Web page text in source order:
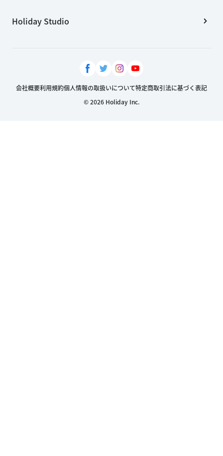
Holiday Studio
会社概要利用規約個人情報の取扱いについて特定商取引法に基づく表記
© 2026 Holiday Inc.